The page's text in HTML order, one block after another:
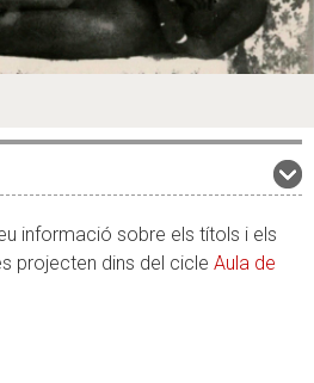
informació sobre els títols i els
projecten dins del cicle Aula de